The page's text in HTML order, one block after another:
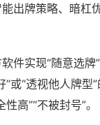
出牌策略、暗杠
实现“随意选牌
或“透视他人牌型
高”“不被封号”。